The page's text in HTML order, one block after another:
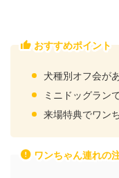
おすすめポイント
犬種別オフ会が
ミニドッグラン
来場特典でワン
ワンちゃん連れの